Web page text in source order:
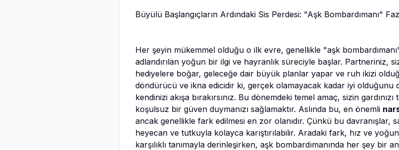
Büyülü Başlangıçların Ardındaki Sis Perdesi: "Aşk Bombardımanı"
Her şeyin mükemmel olduğu o ilk evre, genellikle "aşk
adlandırılan yoğun bir ilgi ve hayranlık süreciyle başlar. Partneriniz,
hediyelere boğar, geleceğe dair büyük planlar yapar ve ruh ikizi
döndürücü ve ikna edicidir ki, gerçek olamayacak kadar iyi olduğunu
kendinizi akışa bırakırsınız. Bu dönemdeki temel amaç, sizin
koşulsuz bir güven duymanızı sağlamaktır. Aslında bu, en önemli
ancak genellikle fark edilmesi en zor olanıdır. Çünkü bu davranışlar,
heyecan ve tutkuyla kolayca karıştırılabilir. Aradaki fark, hız ve
karşılıklı tanımayla derinleşirken, aşk bombardımanında her şey bir